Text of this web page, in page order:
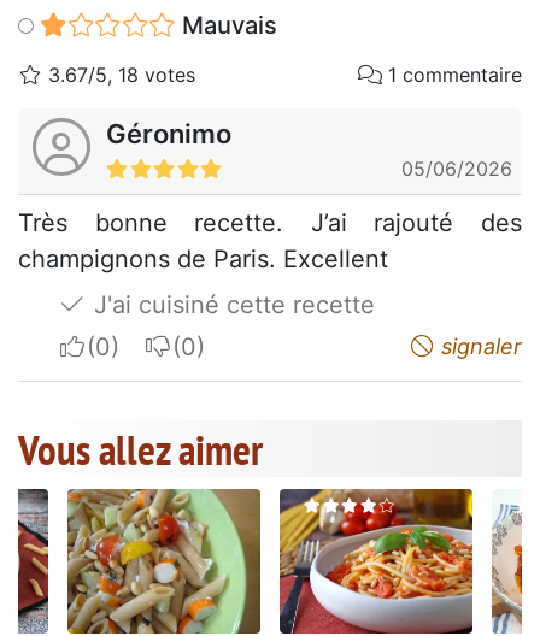
Mauvais
3.67/5, 18 votes 1 commentaire
Géronimo
05/06/2026
Très bonne recette. J’ai rajouté des
champignons de Paris. Excellent
J'ai cuisiné cette recette
I apreciateI do not appreciate signaler
Vous allez aimer